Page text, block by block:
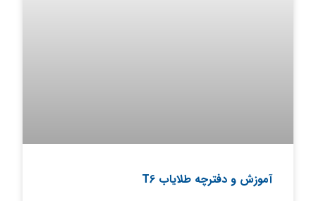
آموزش و دفترچه طلایاب T6